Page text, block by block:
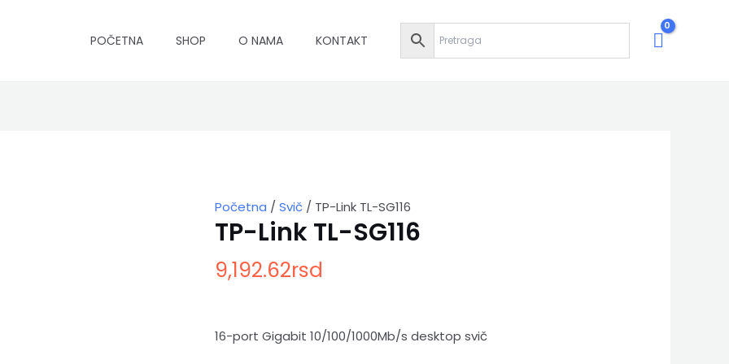
POČETNA SHOP O NAMA KONTAKT
Početna / Svič / TP-Link TL-SG116
TP-Link TL-SG116
9,192.62rsd
16-port Gigabit 10/100/1000Mb/s desktop svič
količina